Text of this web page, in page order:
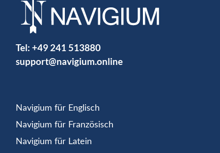
Tel: +49 241 513880
support@navigium.online
Navigium für Englisch
Navigium für Französisch
Navigium für Latein